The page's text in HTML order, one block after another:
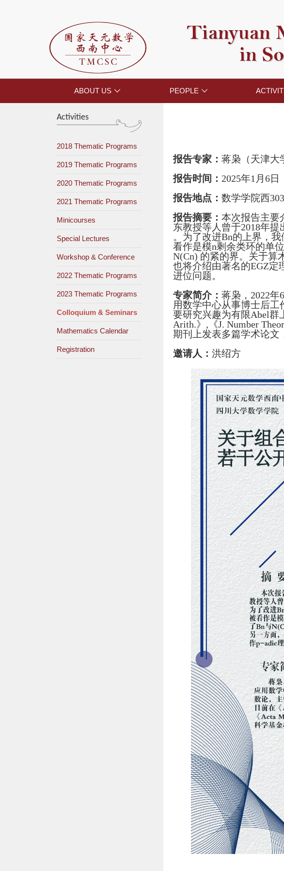
Tianyuan
in
ABOUT US  PEOPLE 
Activities
2018 Thematic Programs
2019 Thematic Programs
2020 Thematic Programs
2021 Thematic Programs
Minicourses
Special Lectures
Workshop & Conference
2022 Thematic Programs
2023 Thematic Programs
Colloquium & Seminars
Mathematics Calendar
Registration
报告专家： 蒋枭（天津大
报告时间： 2025年1月6日
报告地点： 数学学院西
报告摘要： 本次报告主要
东教授等人曾于2018年
。为了改进Bn的上界，
看作是模n剩余类环的单
N(Cn) 的紧的界。关于算
也将介绍由著名的EGZ定
进位问题。
专家简介： 蒋枭，2022
用数学中心从事博士后
要研究兴趣为有限Abel群
Arith.》,《J. Number
期刊上发表多篇学术论文
邀请人： 洪绍方